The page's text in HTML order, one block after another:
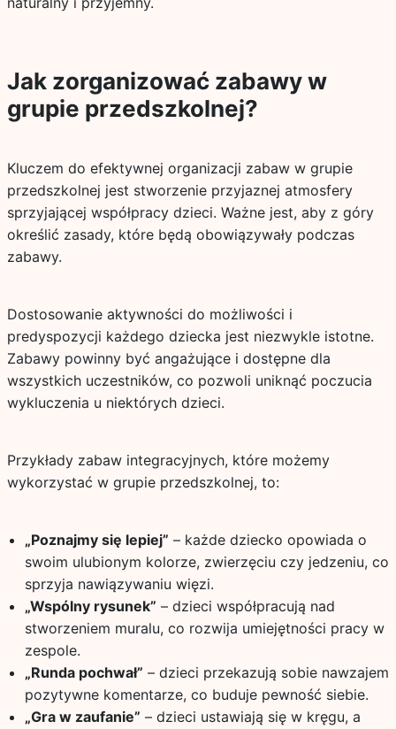
Jak zorganizować zabawy w
grupie przedszkolnej?
Kluczem do efektywnej organizacji zabaw w grupie
przedszkolnej jest stworzenie przyjaznej atmosfery
sprzyjającej współpracy dzieci. Ważne jest, aby z góry
określić zasady, które będą obowiązywały podczas
zabawy.
Dostosowanie aktywności do możliwości i
predyspozycji każdego dziecka jest niezwykle istotne.
Zabawy powinny być angażujące i dostępne dla
wszystkich uczestników, co pozwoli uniknąć poczucia
wykluczenia u niektórych dzieci.
Przykłady zabaw integracyjnych, które możemy
wykorzystać w grupie przedszkolnej, to:
„Poznajmy się lepiej” – każde dziecko opowiada o
swoim ulubionym kolorze, zwierzęciu czy jedzeniu, co
sprzyja nawiązywaniu więzi.
„Wspólny rysunek” – dzieci współpracują nad
stworzeniem muralu, co rozwija umiejętności pracy w
zespole.
„Runda pochwał” – dzieci przekazują sobie nawzajem
pozytywne komentarze, co buduje pewność siebie.
„Gra w zaufanie” – dzieci ustawiają się w kręgu, a